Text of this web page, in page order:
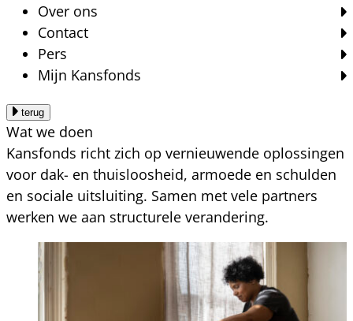
Over ons
Contact
Pers
Mijn Kansfonds
terug
Wat we doen
Kansfonds richt zich op vernieuwende oplossingen
voor dak- en thuisloosheid, armoede en schulden
en sociale uitsluiting. Samen met vele partners
werken we aan structurele verandering.